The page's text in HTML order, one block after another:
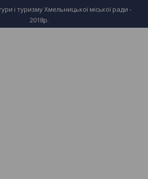
і туризму Хмельницької міської ради -
2018р.